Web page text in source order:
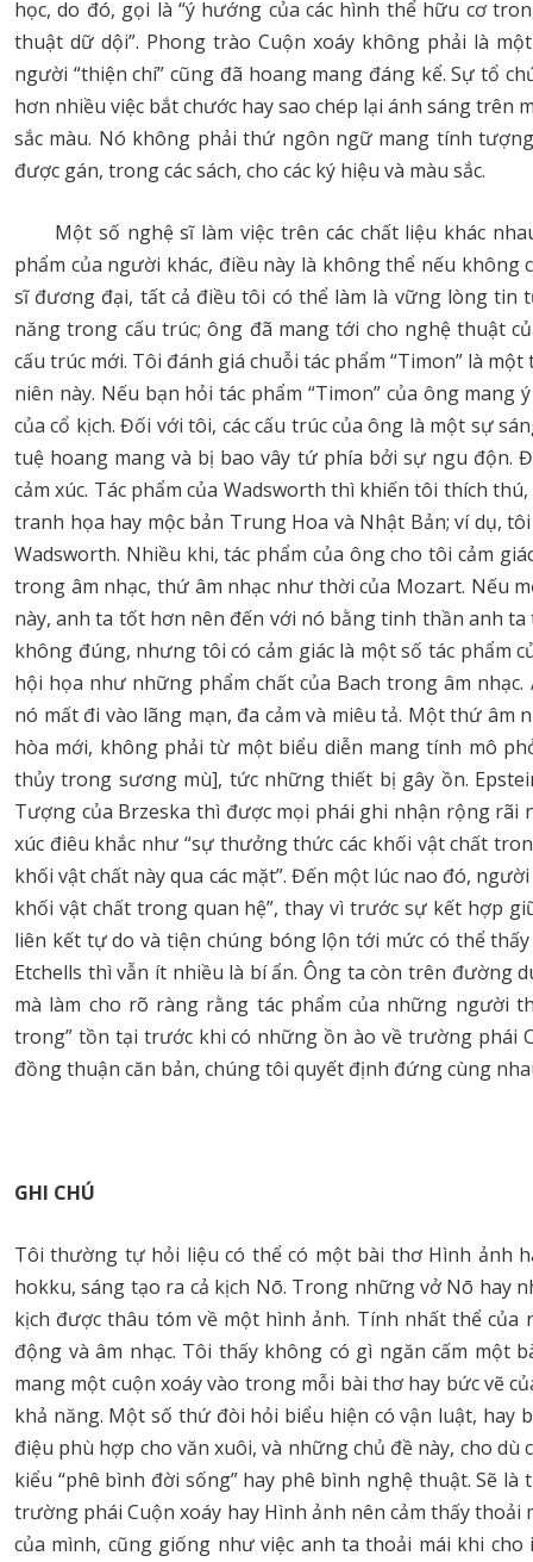
học, do đó, gọi là “ý hướng của các hình thể hữu cơ
thuật dữ dội”. Phong trào Cuộn xoáy không phải là
người “thiện chí” cũng đã hoang mang đáng kể. Sự tổ
hơn nhiều việc bắt chước hay sao chép lại ánh sáng
sắc màu. Nó không phải thứ ngôn ngữ mang tính
được gán, trong các sách, cho các ký hiệu và màu sắc.
Một số nghệ sĩ làm việc trên các chất liệu khác
phẩm của người khác, điều này là không thể nếu
sĩ đương đại, tất cả điều tôi có thể làm là vững lòng tin
năng trong cấu trúc; ông đã mang tới cho nghệ thuật
cấu trúc mới. Tôi đánh giá chuỗi tác phẩm “Timon” là
niên này. Nếu bạn hỏi tác phẩm “Timon” của ông
của cổ kịch. Đối với tôi, các cấu trúc của ông là một sự
tuệ hoang mang và bị bao vây tứ phía bởi sự ngu độn.
cảm xúc. Tác phẩm của Wadsworth thì khiến tôi thích
tranh họa hay mộc bản Trung Hoa và Nhật Bản; ví dụ,
Wadsworth. Nhiều khi, tác phẩm của ông cho tôi cảm
trong âm nhạc, thứ âm nhạc như thời của Mozart. Nếu
này, anh ta tốt hơn nên đến với nó bằng tinh thần anh ta
không đúng, nhưng tôi có cảm giác là một số tác phẩm
hội họa như những phẩm chất của Bach trong âm
nó mất đi vào lãng mạn, đa cảm và miêu tả. Một thứ
hòa mới, không phải từ một biểu diễn mang tính mô
thủy trong sương mù], tức những thiết bị gây ồn.
Tượng của Brzeska thì được mọi phái ghi nhận rộng rãi
xúc điêu khắc như “sự thưởng thức các khối vật chất
khối vật chất này qua các mặt”. Đến một lúc nao đó,
khối vật chất trong quan hệ”, thay vì trước sự kết hợp
liên kết tự do và tiện chúng bóng lộn tới mức có thể
Etchells thì vẫn ít nhiều là bí ẩn. Ông ta còn trên đường
mà làm cho rõ ràng rằng tác phẩm của những người
trong” tồn tại trước khi có những ồn ào về trường phái
đồng thuận căn bản, chúng tôi quyết định đứng cùng
GHI CHÚ
Tôi thường tự hỏi liệu có thể có một bài thơ Hình ảnh
hokku, sáng tạo ra cả kịch Nō. Trong những vở Nō hay
kịch được thâu tóm về một hình ảnh. Tính nhất thể
động và âm nhạc. Tôi thấy không có gì ngăn cấm một
mang một cuộn xoáy vào trong mỗi bài thơ hay bức vẽ
khả năng. Một số thứ đòi hỏi biểu hiện có vận luật,
điệu phù hợp cho văn xuôi, và những chủ đề này, cho
kiểu “phê bình đời sống” hay phê bình nghệ thuật. Sẽ
trường phái Cuộn xoáy hay Hình ảnh nên cảm thấy
của mình, cũng giống như việc anh ta thoải mái khi